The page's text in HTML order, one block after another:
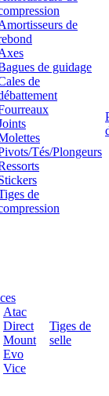
de
de guidage
de
Tés/Plongeurs
de
Atac
Direct
Mount
Evo
Vice
Tiges de
selle